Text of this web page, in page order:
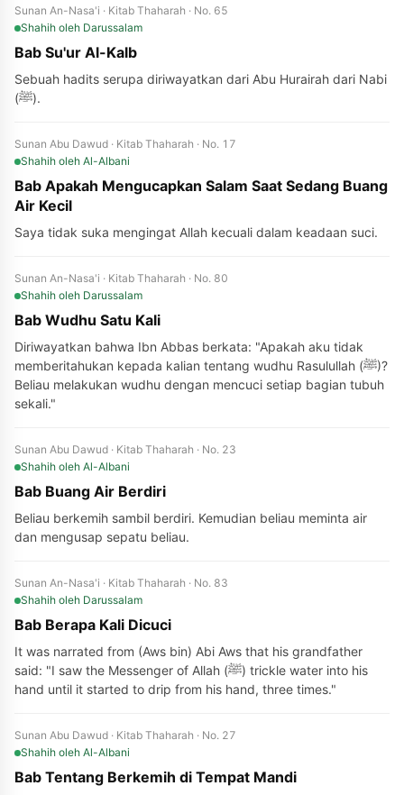
Sunan An-Nasa'i · Kitab Thaharah · No. 65
Shahih oleh Darussalam
Bab Su'ur Al-Kalb
Sebuah hadits serupa diriwayatkan dari Abu Hurairah dari Nabi
(ﷺ).
Sunan Abu Dawud · Kitab Thaharah · No. 17
Shahih oleh Al-Albani
Bab Apakah Mengucapkan Salam Saat Sedang Buang
Air Kecil
Saya tidak suka mengingat Allah kecuali dalam keadaan suci.
Sunan An-Nasa'i · Kitab Thaharah · No. 80
Shahih oleh Darussalam
Bab Wudhu Satu Kali
Diriwayatkan bahwa Ibn Abbas berkata: "Apakah aku tidak
memberitahukan kepada kalian tentang wudhu Rasulullah (ﷺ)?
Beliau melakukan wudhu dengan mencuci setiap bagian tubuh
sekali."
Sunan Abu Dawud · Kitab Thaharah · No. 23
Shahih oleh Al-Albani
Bab Buang Air Berdiri
Beliau berkemih sambil berdiri. Kemudian beliau meminta air
dan mengusap sepatu beliau.
Sunan An-Nasa'i · Kitab Thaharah · No. 83
Shahih oleh Darussalam
Bab Berapa Kali Dicuci
It was narrated from (Aws bin) Abi Aws that his grandfather
said: "I saw the Messenger of Allah (ﷺ) trickle water into his
hand until it started to drip from his hand, three times."
Sunan Abu Dawud · Kitab Thaharah · No. 27
Shahih oleh Al-Albani
Bab Tentang Berkemih di Tempat Mandi